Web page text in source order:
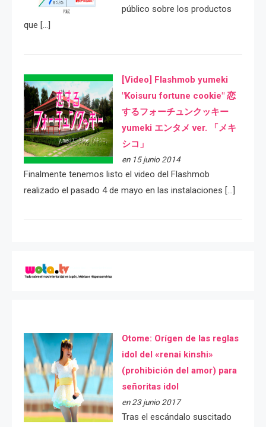
público sobre los productos
que […]
[Video] Flashmob yumeki
"Koisuru fortune cookie" 恋
するフォーチュンクッキー
yumeki エンタメ ver. 「メキ
シコ」
en 15 junio 2014
Finalmente tenemos listo el video del Flashmob
realizado el pasado 4 de mayo en las instalaciones […]
Otome: Orígen de las reglas
idol del «renai kinshi»
(prohibición del amor) para
señoritas idol
en 23 junio 2017
Tras el escándalo suscitado